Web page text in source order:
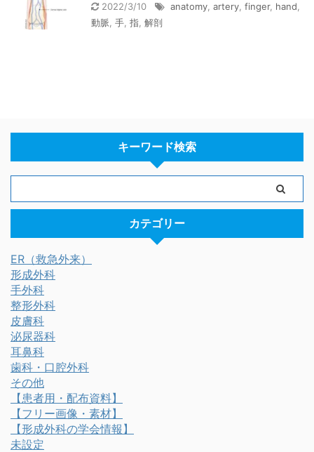
2022/3/10 anatomy artery finger, hand
動脈 手 指 解剖
キーワード検索
カテゴリー
ER（救急外来）
形成外科
手外科
整形外科
皮膚科
泌尿器科
耳鼻科
歯科・口腔外科
その他
【患者用・配布資料】
【フリー画像・素材】
【形成外科の学会情報】
未設定